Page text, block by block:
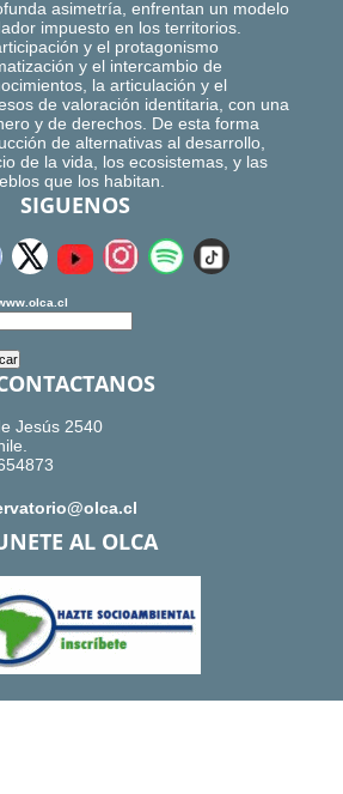
asimetría, enfrentan un modelo
impuesto en los territorios.
y el protagonismo
y el intercambio de
la articulación y el
de valoración identitaria, con una
y de derechos. De esta forma
de alternativas al desarrollo,
de la vida, los ecosistemas, y las
que los habitan.
SIGUENOS
Jesús 2540
AL OLCA